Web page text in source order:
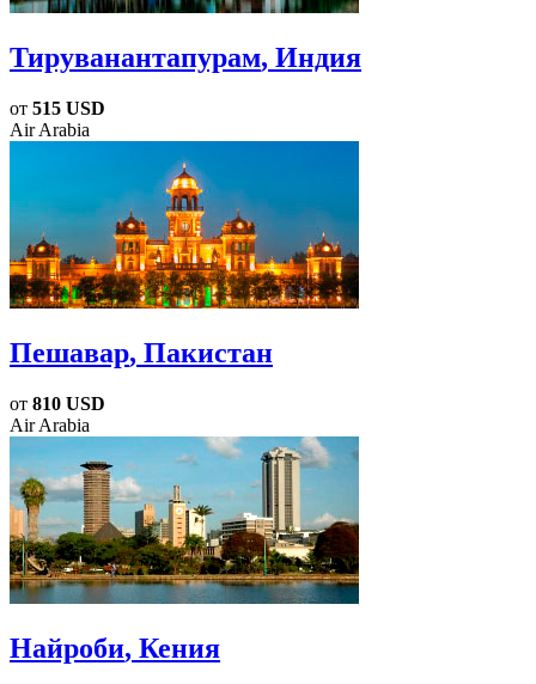
Тируванантапурам, Индия
от 515 USD
Air Arabia
Пешавар, Пакистан
от 810 USD
Air Arabia
Найроби, Кения